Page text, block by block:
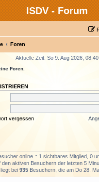
ISDV - Forum
Foren
Aktuelle Zeit: So 9. Aug 2026, 08:40
Foren.
vergessen
online :: 1 sichtbares Mitglied, 0
aktiven Besuchern der letzten 5
bei 935 Besuchern, die am Do 28.